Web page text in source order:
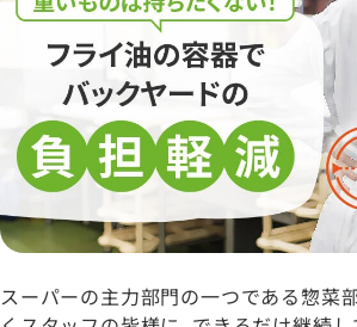
スーパーの主力部門の一つである惣菜